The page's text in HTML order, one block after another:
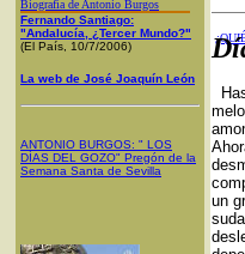
Biografía de Antonio Burgos
Fernando Santiago:
"Andalucía, ¿Tercer Mundo?"
(El País, 10/7/2006)
La web de José Joaquín León
ANTONIO BURGOS: " LOS
DÍAS DEL GOZO" Pregón de la
Semana Santa de Sevilla
un